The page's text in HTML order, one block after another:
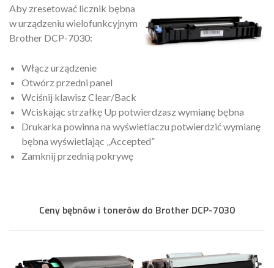
Aby zresetować licznik bębna
w urządzeniu wielofunkcyjnym
Brother DCP-7030:
Włącz urządzenie
Otwórz przedni panel
Wciśnij klawisz Clear/Back
Wciskając strzałkę Up potwierdzasz wymianę bębna
Drukarka powinna na wyświetlaczu potwierdzić wymianę
bębna wyświetlając „Accepted”
Zamknij przednią pokrywę
Ceny bębnów i tonerów do Brother DCP-7030